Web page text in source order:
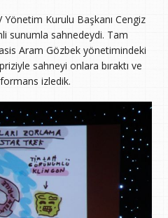
Yönetim Kurulu Başkanı Cengiz
sunumla sahnedeydi. Tam
Aram Gözbek yönetimindeki
sahneyi onlara bıraktı ve
izledik.